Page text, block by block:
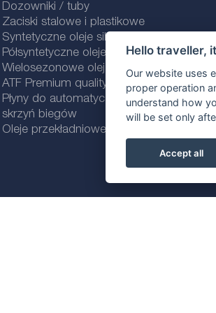
Hello traveller,
Our website uses
proper operation
understand how
will be set only
Accept all
Dozowniki / tuby
Zaciski stalowe i plastikowe
Syntetyczne oleje silnikowe
Półsyntetyczne oleje silnikowe
Wielosezonowe oleje silnikowe
ATF Premium quality line
Płyny do automatycznych
skrzyń biegów
Oleje przekładniowe